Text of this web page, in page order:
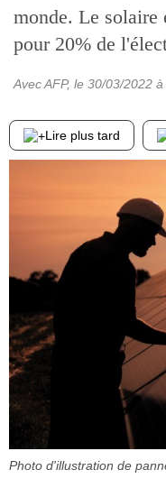
monde. Le solaire
pour 20% de
Avec AFP, le 30/03/2022 à
Lire plus tard
Photo d'illustration de